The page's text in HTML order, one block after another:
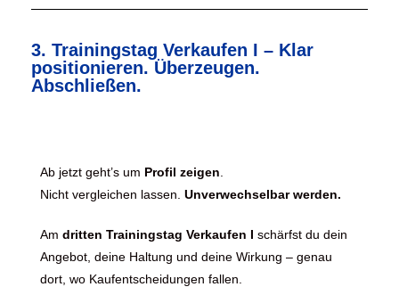
3. Trainingstag Verkaufen I – Klar
positionieren. Überzeugen.
Abschließen.
Ab jetzt geht’s um Profil zeigen
Nicht vergleichen lassen. Unverwechselbar werden.
Am dritten Trainingstag Verkaufen I schärfst du dein
Angebot, deine Haltung und deine Wirkung – genau
dort, wo Kaufentscheidungen fallen.